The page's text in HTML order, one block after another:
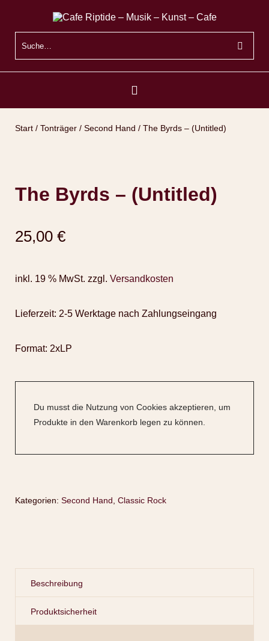
Start / Tonträger / Second Hand / The Byrds – (Untitled)
The Byrds – (Untitled)
25,00 €
inkl. 19 % MwSt. zzgl. Versandkosten
Lieferzeit: 2-5 Werktage nach Zahlungseingang
Format: 2xLP
Du musst die Nutzung von Cookies akzeptieren, um
Produkte in den Warenkorb legen zu können.
Kategorien: Second Hand Classic Rock
Beschreibung
Produktsicherheit